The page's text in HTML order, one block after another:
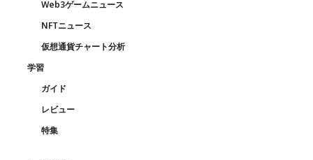
Web3ゲームニュース
NFTニュース
仮想通貨チャート分析
学習
ガイド
レビュー
特集